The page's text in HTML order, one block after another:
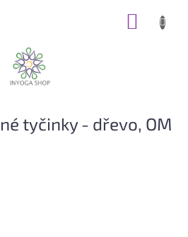
tyčinky - dřevo, OM